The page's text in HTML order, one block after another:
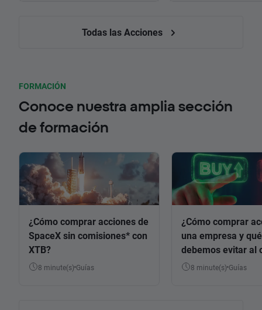
Todas las Acciones
FORMACIÓN
Conoce nuestra amplia sección
de formación
¿Cómo comprar acciones de
SpaceX sin comisiones* con
XTB?
8 minute(s) Guías
¿Cómo comprar
una empresa y
debemos evitar al
8 minute(s) Guías